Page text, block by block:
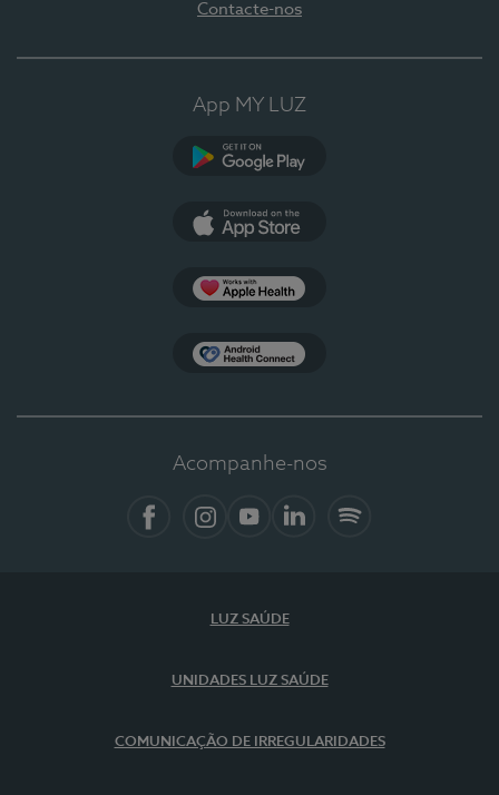
Contacte-nos
App MY LUZ
Acompanhe-nos
LUZ SAÚDE
UNIDADES LUZ SAÚDE
COMUNICAÇÃO DE IRREGULARIDADES